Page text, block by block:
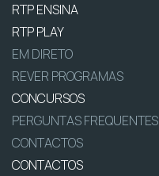
RTP ENSINA
RTP PLAY
EM DIRETO
REVER PROGRAMAS
CONCURSOS
PERGUNTAS FREQUENTES
CONTACTOS
CONTACTOS